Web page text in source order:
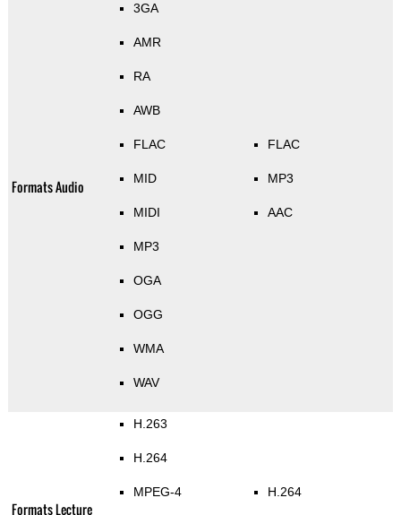
Formats Audio
3GA
AMR
RA
AWB
FLAC
MID
MIDI
MP3
OGA
OGG
WMA
WAV
FLAC
MP3
AAC
Formats Lecture
H.263
H.264
MPEG-4 H.264